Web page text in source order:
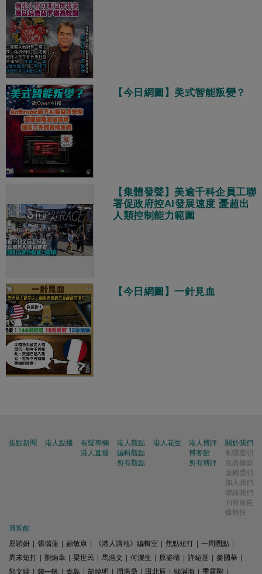
【今日網圖】美式智能叛變？
【集體發聲】美逾千科企員工聯
署促政府控AI發展速度 憂超出
人類控制能力範圍
【今日網圖】一針見血
焦點新聞 港人點播
有聲專欄
港人直播
港人觀點
編輯觀點
所有觀點
港人花生
港人博評
博客館
所有博評
關於我們
私隱聲明
免責條款
版權聲明
加入我們
聯絡我們
刊登廣告
爆料快
博客館
屈穎妍
張瑞蓮 顧敏康 《港人講地》編輯室 焦點短打 一周圈點
周末短打
劉炳章 梁世民 馬浩文 何濼生 原姿晴 許紹基 麥國華
郭文緯
錢一帆 秦島 胡曉明 周浩鼎 田北辰 鄔滿海 季霆剛